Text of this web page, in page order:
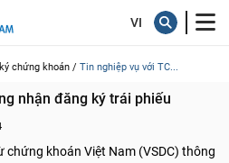
chứng khoán / Tin nghiệp vụ với TC...
nhận đăng ký trái phiếu
chứng khoán Việt Nam (VSDC) thông